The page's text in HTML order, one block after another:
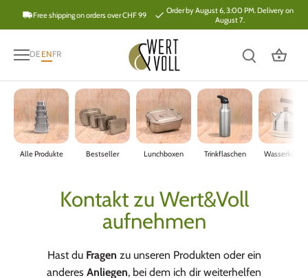
Free shipping on orders over CHF 99
Order by August 6, 3:00 PM. Delivery on
August 7.
DE ENFR
Alle Produkte Bestseller Lunchboxen Trinkflaschen Wasserkocher
Kontakt zu Wert&Voll
aufnehmen
Hast du Fragen zu unseren Produkten oder ein
anderes Anliegen, bei dem ich dir weiterhelfen